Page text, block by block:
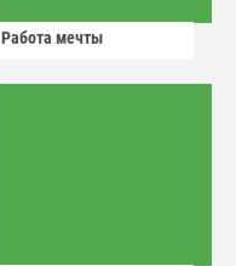
Работа мечты